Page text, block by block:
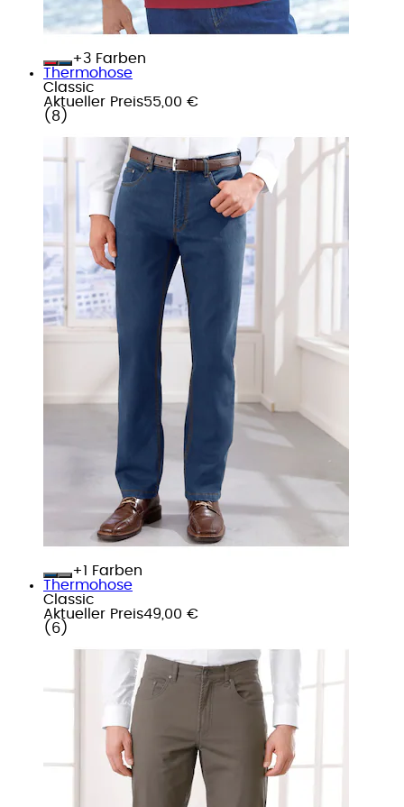
+
Farben
Thermohose
Classic
Aktueller Preis55,00 €
( 8 )
+
Farben
Thermohose
Classic
Aktueller Preis49,00 €
( 6 )